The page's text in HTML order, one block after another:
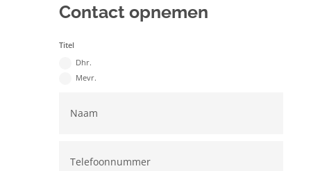
Contact opnemen
Titel
Dhr.
Mevr.